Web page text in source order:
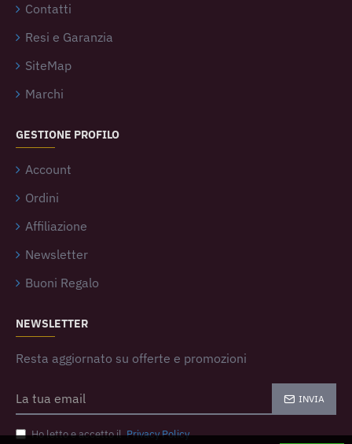
Contatti
Resi e Garanzia
SiteMap
Marchi
GESTIONE PROFILO
Account
Ordini
Affiliazione
Newsletter
Buoni Regalo
NEWSLETTER
Resta aggiornato su offerte e promozioni
INVIA
Ho letto e accetto ilPrivacy Policy